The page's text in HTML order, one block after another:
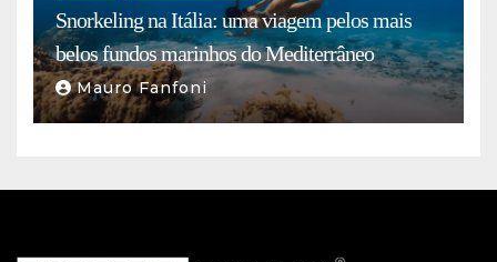
Snorkeling na Itália: uma viagem pelos mais
belos fundos marinhos do Mediterrâneo
Mauro Fanfoni